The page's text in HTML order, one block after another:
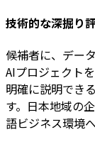
技術的な深掘り
候補者に、デー
AIプロジェクト
明確に説明でき
す。日本地域の
語ビジネス環境